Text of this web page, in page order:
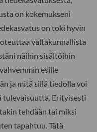
on kokemukseni
on toki hyvin
valtakunnallista
näihin sisältöihin
esille
ja mitä sillä tiedolla voi
tulevaisuutta. Erityisesti
tehdään tai miksi
tapahtuu. Tätä